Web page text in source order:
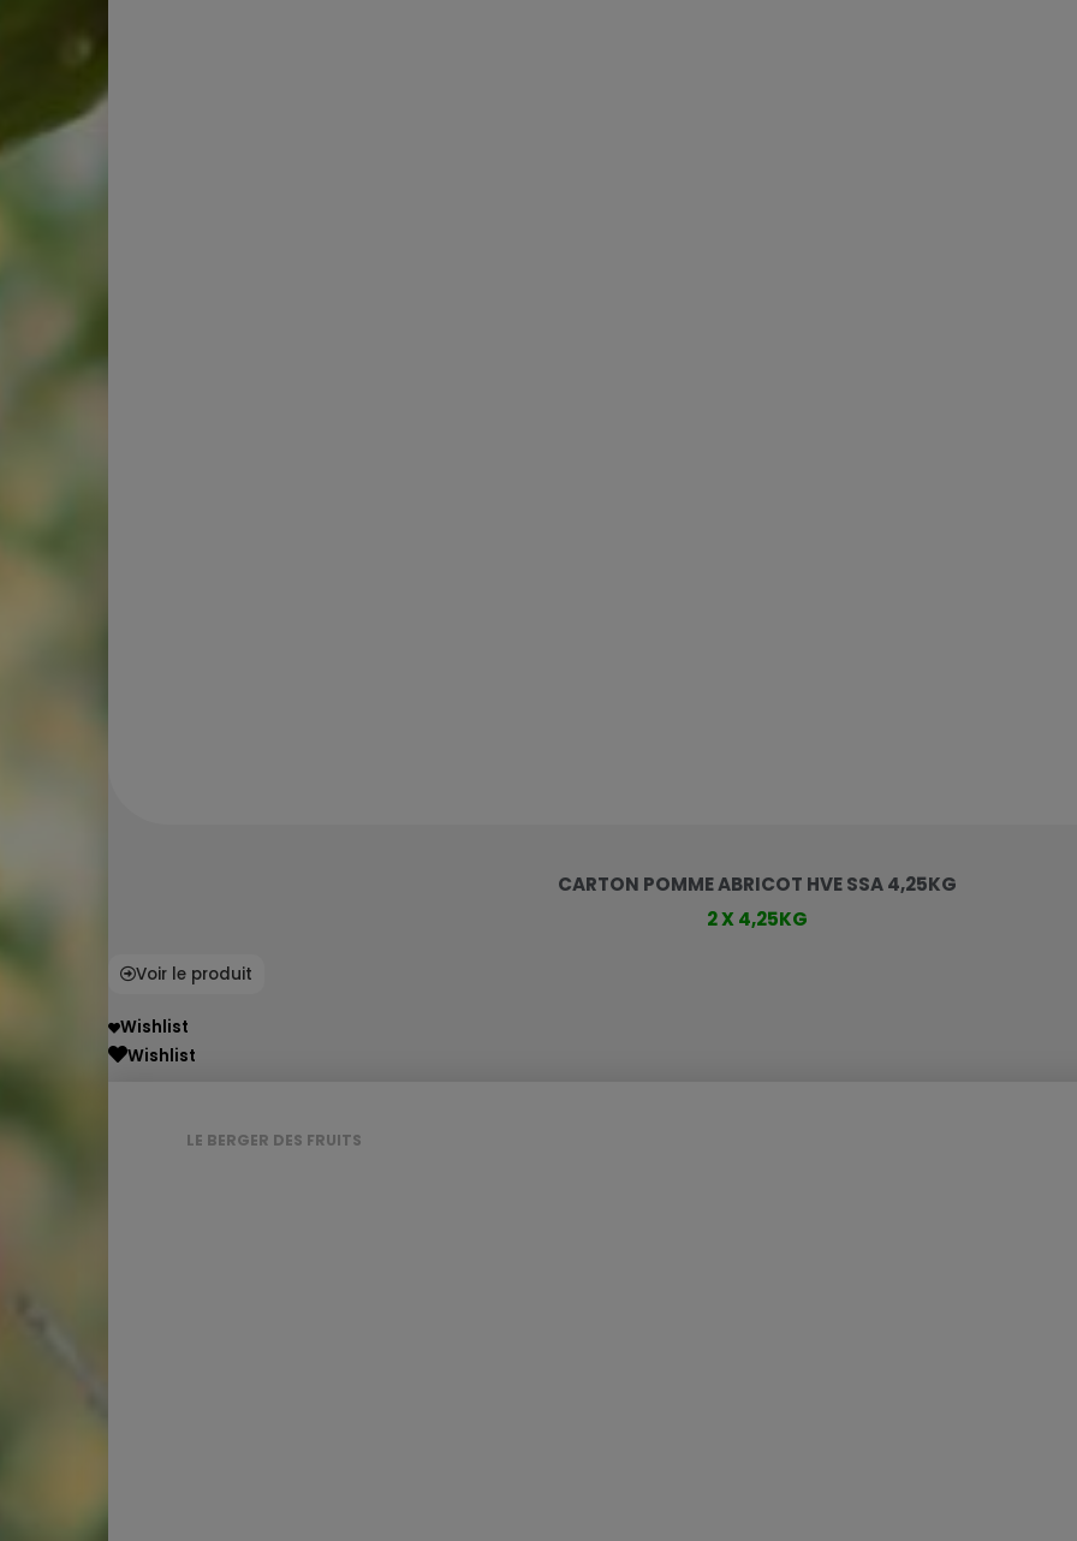
CARTON POMME ABRICOT HVE SSA 4,25KG
2 X 4,25KG
Voir le produit
Wishlist
Wishlist
LE BERGER DES FRUITS